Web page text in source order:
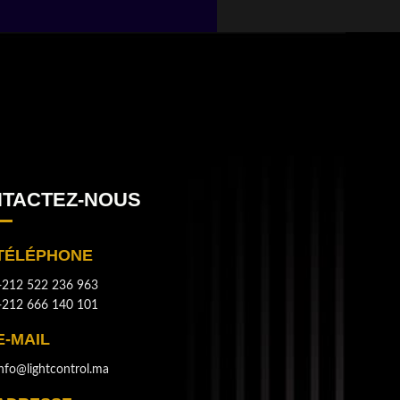
NOUS
522 236 963
666 140 101
MAIL